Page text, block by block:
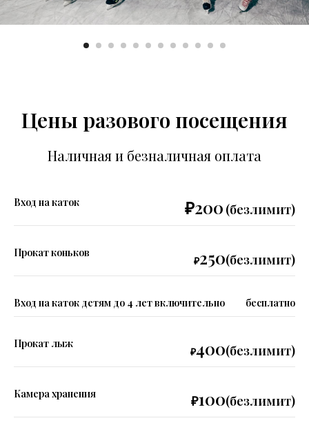
Цены разового посещения
Наличная и безналичная оплата
Вход на каток ₽200 (безлимит)
Прокат коньков
₽250(безлимит)
Вход на каток детям до 4 лет включительно бесплатно
Прокат лыж
₽400(безлимит)
Камера хранения ₽100(безлимит)